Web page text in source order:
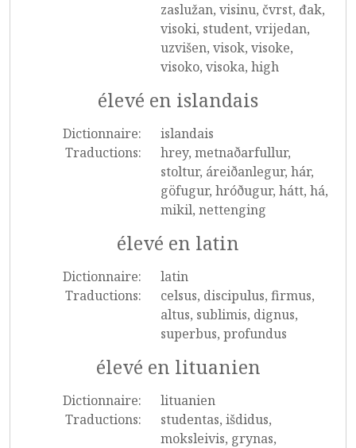
zaslužan, visinu, čvrst, đak,
visoki, student, vrijedan,
uzvišen, visok, visoke,
visoko, visoka, high
élevé en islandais
Dictionnaire:
islandais
Traductions:
hrey, metnaðarfullur,
stoltur, áreiðanlegur, hár,
göfugur, hróðugur, hátt, há,
mikil, nettenging
élevé en latin
Dictionnaire:
latin
Traductions:
celsus, discipulus, firmus,
altus, sublimis, dignus,
superbus, profundus
élevé en lituanien
Dictionnaire:
lituanien
Traductions:
studentas, išdidus,
moksleivis, grynas,